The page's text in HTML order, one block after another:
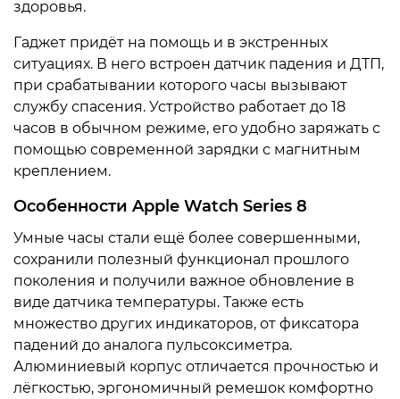
здоровья.
Гаджет придёт на помощь и в экстренных
ситуациях. В него встроен датчик падения и ДТП,
при срабатывании которого часы вызывают
службу спасения. Устройство работает до 18
часов в обычном режиме, его удобно заряжать с
помощью современной зарядки с магнитным
креплением.
Особенности Apple Watch Series 8
Умные часы стали ещё более совершенными,
сохранили полезный функционал прошлого
поколения и получили важное обновление в
виде датчика температуры. Также есть
множество других индикаторов, от фиксатора
падений до аналога пульсоксиметра.
Алюминиевый корпус отличается прочностью и
лёгкостью, эргономичный ремешок комфортно